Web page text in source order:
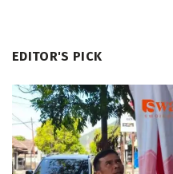
EDITOR'S PICK